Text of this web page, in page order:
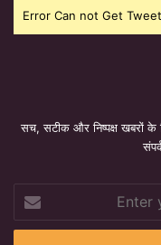
Error Can not Get
सच, सटीक और निष्पक्ष खबरों
your
Email